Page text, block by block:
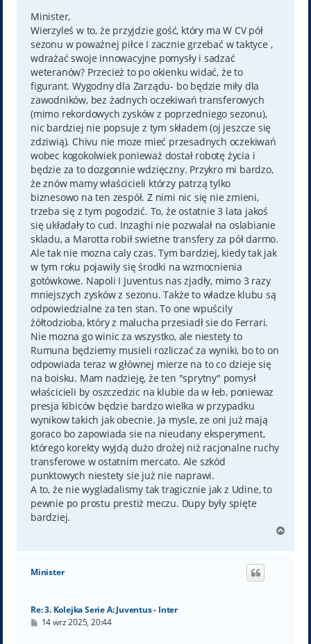
t
Minister,
Wierzyleś w to, że przyjdzie gość, który ma W CV pół
sezonu w poważnej piłce I zacznie grzebać w taktyce ,
wdrażać swoje innowacyjne pomysły i sadzać
weteranów? Przecież to po okienku widać, że to
figurant. Wygodny dla Zarządu- bo będzie miły dla
zawodników, bez żadnych oczekiwań transferowych
(mimo rekordowych zysków z poprzedniego sezonu),
nic bardziej nie popsuje z tym składem (oj jeszcze się
zdziwią). Chivu nie moze mieć przesadnych oczekiwań
wobec kogokolwiek ponieważ dostał robotę życia i
będzie za to dozgonnie wdzięczny. Przykro mi bardzo,
że znów mamy właścicieli którzy patrzą tylko
biznesowo na ten zespół. Z nimi nic się nie zmieni,
trzeba się z tym pogodzić. To, że ostatnie 3 lata jakoś
się układały to cud. Inzaghi nie pozwalał na oslabianie
skladu, a Marotta robił swietne transfery za pół darmo.
Ale tak nie mozna caly czas. Tym bardziej, kiedy tak jak
w tym roku pojawily się środki na wzmocnienia
gotówkowe. Napoli I Juventus nas zjadły, mimo 3 razy
mniejszych zysków z sezonu. Także to władze klubu są
odpowiedzialne za ten stan. To one wpuścily
żółtodzioba, który z malucha przesiadł sie do Ferrari.
Nie mozna go winic za wszystko, ale niestety to
Rumuna będziemy musieli rozliczać za wyniki, bo to on
odpowiada teraz w głównej mierze na to co dzieje się
na boisku. Mam nadzieję, że ten "sprytny" pomysł
właścicieli by oszczedzic na klubie da w łeb, poniewaz
presja kibiców będzie bardzo wielka w przypadku
wynikow takich jak obecnie. Ja mysle, ze oni już mają
goraco bo zapowiada sie na nieudany eksperyment,
którego korekty wyjdą dużo drożej niż racjonalne ruchy
transferowe w ostatnim mercato. Ale szkód
punktowych niestety sie już nie naprawi.
A to, że nie wygladalismy tak tragicznie jak z Udine, to
pewnie po prostu prestiż meczu. Dupy były spięte
bardziej.
g
Minister
Re: 3. Kolejka Serie A: Juventus - Inter
P14 wrz 2025, 20:44